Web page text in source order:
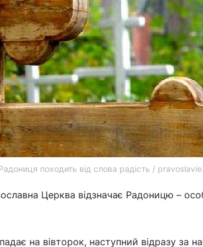
походить від слова радість /
Церква відзначає Радоницю –
на вівторок, наступний відразу за